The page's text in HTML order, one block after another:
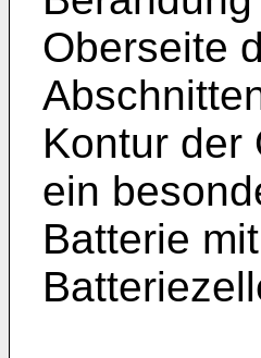
Oberseite
Kontur der
ein
Batterie